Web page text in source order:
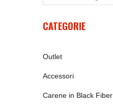
CATEGORIE
Outlet
Accessori
Carene in Black Fiber